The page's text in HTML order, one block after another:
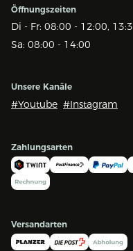
Öffnungszeiten
Di - Fr: 08:00 - 12:00,
Sa: 08:00 - 14:00
Unsere Kanäle
#Youtube #Instagram
Zahlungsarten
Versandarten